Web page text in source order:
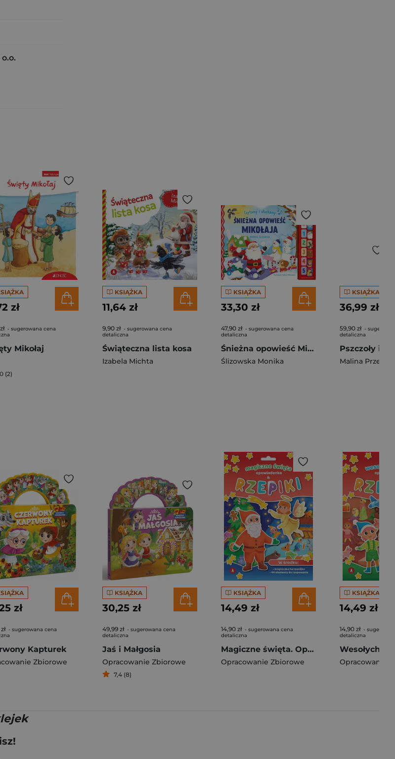
zł
- sugerowana cena
Mikołaj
(2)
KSIĄŻKA
11,64 zł
9,90 zł - sugerowana cena
detaliczna
Świąteczna lista kosa
Izabela Michta
KSIĄŻKA
33,30 zł
47,90 zł - sugerowana cena
detaliczna
Śnieżna opowieść Mikołaja. Czytamy i słuchamy
Ślizowska Monika
KSIĄŻKA
36,99 zł
59,90 zł -
detaliczna
Malina
zł
- sugerowana cena
Kapturek
Zbiorowe
KSIĄŻKA
30,25 zł
49,99 zł - sugerowana cena
detaliczna
Jaś i Małgosia
Opracowanie Zbiorowe
7,4 (8)
KSIĄŻKA
14,49 zł
14,90 zł - sugerowana cena
detaliczna
Magiczne święta. Opowiadanka & rzepiki
Opracowanie Zbiorowe
KSIĄŻKA
14,49 zł
14,90 zł -
detaliczna
Opracowanie